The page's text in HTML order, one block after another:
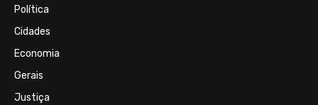
Política
Cidades
Economia
Gerais
Justiça